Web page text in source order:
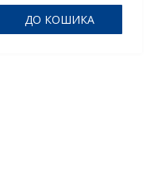
ДО КОШИКА